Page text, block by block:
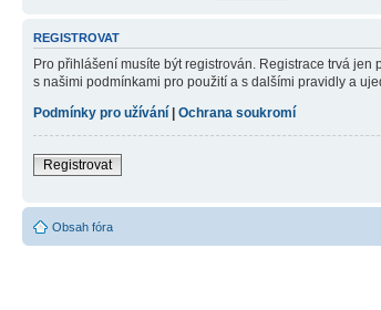
REGISTROVAT
Pro přihlášení musíte být registrován. Registrace trvá
s našimi podmínkami pro použití a s dalšími pravidly a
Podmínky pro užívání | Ochrana soukromí
Registrovat
Obsah fóra